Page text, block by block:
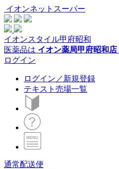
イオンネットスーパー
イオンスタイル甲府昭和
医薬品は イオン薬局甲府昭和店
ログイン
ログイン／新規登録
テキスト売場一覧
通常配送便